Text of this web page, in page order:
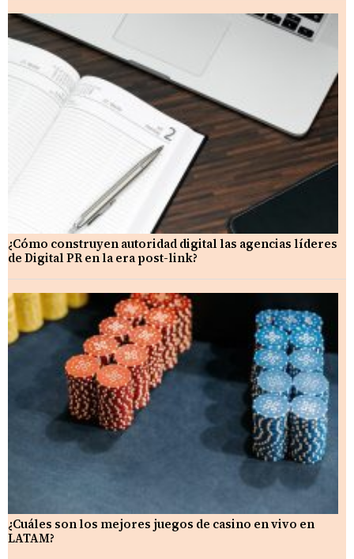
¿Cómo construyen autoridad digital las agencias líderes
de Digital PR en la era post-link?
¿Cuáles son los mejores juegos de casino en vivo en
LATAM?